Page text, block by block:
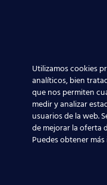
la profesión de
Utilizamos cookies
analíticos, bien
que nos permiten
medir y analizar
usuarios de la web.
de mejorar la oferta
Puedes obtener